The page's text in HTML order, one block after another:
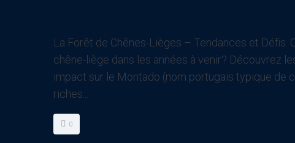
La Forêt de Chênes-Lièges – Tendances et Défis.
chêne-liège dans les années à venir? Découvrez
impact sur le Montado (nom portugais typique de
riches...
0